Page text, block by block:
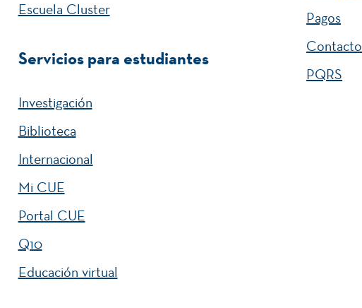
Escuela Cluster
Servicios para estudiantes
Investigación
Biblioteca
Internacional
Mi CUE
Portal CUE
Q10
Educación virtual
Pagos
Contacto
PQRS